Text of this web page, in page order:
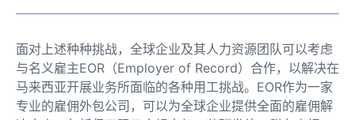
面对上述种种挑战，全球企业及其人力资源团队可以考虑
与名义雇主EOR（Employer of Record）合作，以解决在
马来西亚开展业务所面临的各种用工挑战。EOR作为一家
专业的雇佣外包公司，可以为全球企业提供全面的雇佣解